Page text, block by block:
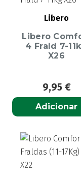
Libero
Libero
4 Frald 7-
X26
9,95 €
Adicionar